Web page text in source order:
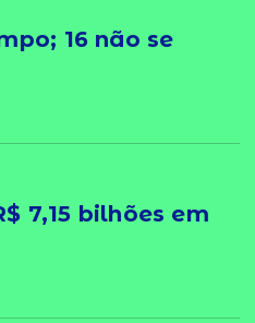
16 não se
7,15 bilhões em